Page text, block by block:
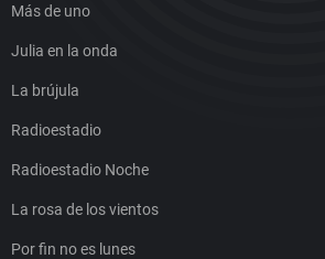
Más de uno
Julia en la onda
La brújula
Radioestadio
Radioestadio Noche
La rosa de los vientos
Por fin no es lunes